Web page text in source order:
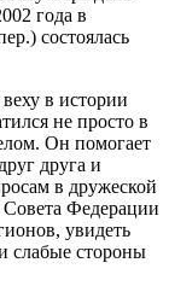
года в
состоялась
в истории
не просто в
Он помогает
друга и
в дружеской
Совета Федерации
увидеть
слабые стороны